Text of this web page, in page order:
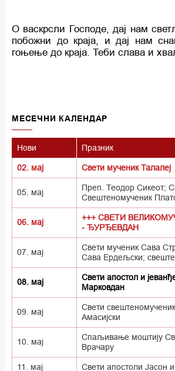
О васкрсли Господе, дај нам
побожни до краја, и дај нам
гоњење до краја. Теби слава и
MECEЧНИ КАЛЕНДАР
Нови Празник
02. мај Свети мученик Талалеј
05. мај
Преп. Теодор Сикеот;
Свештеномученик
06. мај
+++ СВЕТИ
- ЂУРЂЕВДАН
07. мај
Свети мученик Сава
Сава Ердељски;
08. мај
Свети апостол и
Марковдан
09. мај
Свети
Амасијски
10. мај
Спаљивање моштију
Врачару
11. мај Свети апостоли Јасон